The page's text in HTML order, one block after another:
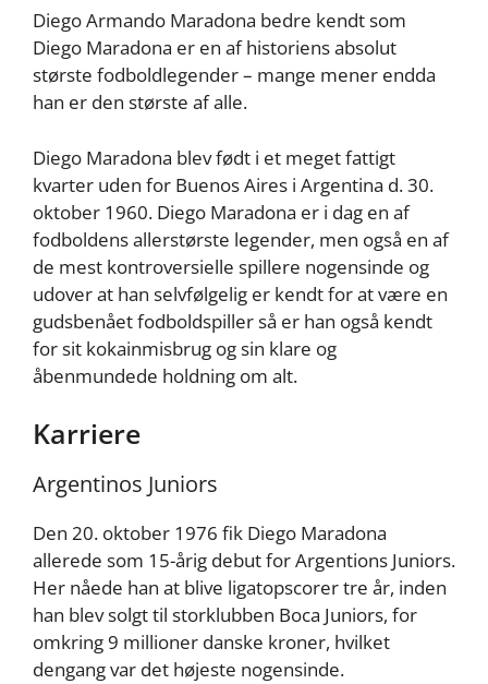
Diego Armando Maradona bedre kendt som
Diego Maradona er en af historiens absolut
største fodboldlegender – mange mener endda
han er den største af alle.
Diego Maradona blev født i et meget fattigt
kvarter uden for Buenos Aires i Argentina d. 30.
oktober 1960. Diego Maradona er i dag en af
fodboldens allerstørste legender, men også en af
de mest kontroversielle spillere nogensinde og
udover at han selvfølgelig er kendt for at være en
gudsbenået fodboldspiller så er han også kendt
for sit kokainmisbrug og sin klare og
åbenmundede holdning om alt.
Karriere
Argentinos Juniors
Den 20. oktober 1976 fik Diego Maradona
allerede som 15-årig debut for Argentions Juniors.
Her nåede han at blive ligatopscorer tre år, inden
han blev solgt til storklubben Boca Juniors, for
omkring 9 millioner danske kroner, hvilket
dengang var det højeste nogensinde.